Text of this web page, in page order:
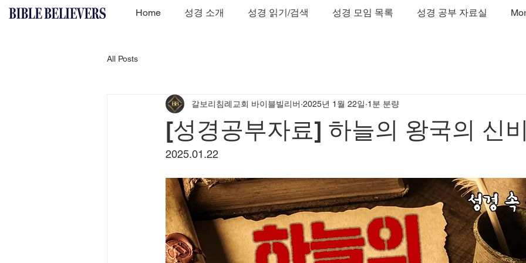
Home 성경 소개 성경 읽기/검색 성경 모임 목록 성경 공부 자료실
All Posts
[성경공부자료] 하늘의 왕국의 신
갈보리침례교회 바이블빌리버 2025년 1월 22일 1분 분량
2025.01.22